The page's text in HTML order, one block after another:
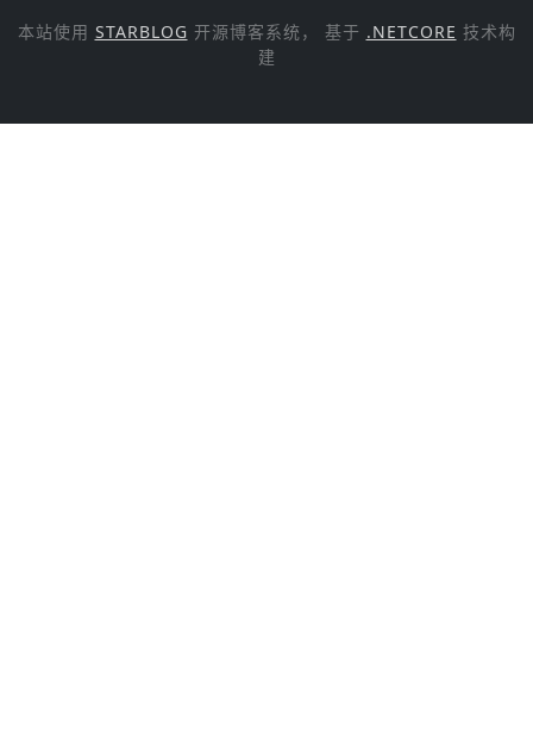
本站使用 STARBLOG 开源博客系统， 基于 .NETCORE 技术构
建